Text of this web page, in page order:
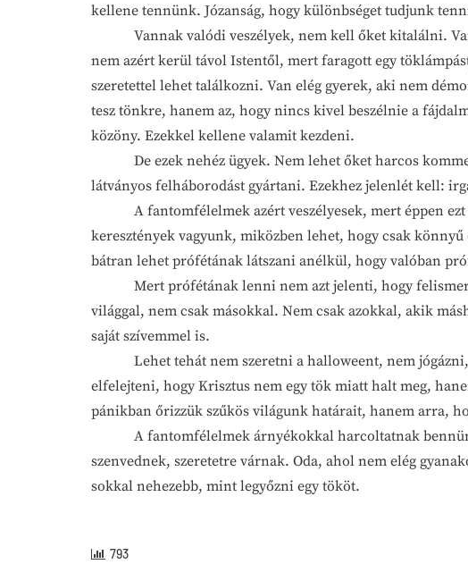
kellene tennünk. Józanság, hogy különbséget tudjunk
Vannak valódi veszélyek, nem kell őket kitalálni. Van
nem azért kerül távol Istentől, mert faragott egy
szeretettel lehet találkozni. Van elég gyerek, aki nem
tesz tönkre, hanem az, hogy nincs kivel beszélnie a
közöny. Ezekkel kellene valamit kezdeni.
De ezek nehéz ügyek. Nem lehet őket harcos
látványos felháborodást gyártani. Ezekhez jelenlét kell:
A fantomfélelmek azért veszélyesek, mert éppen ezt
keresztények vagyunk, miközben lehet, hogy csak
bátran lehet prófétának látszani anélkül, hogy valóban
Mert prófétának lenni nem azt jelenti, hogy
világgal, nem csak másokkal. Nem csak azokkal, akik
saját szívemmel is.
Lehet tehát nem szeretni a halloweent, nem jógázni,
elfelejteni, hogy Krisztus nem egy tök miatt halt meg,
pánikban őrizzük szűkös világunk határait, hanem arra,
A fantomfélelmek árnyékokkal harcoltatnak
szenvednek, szeretetre várnak. Oda, ahol nem elég
sokkal nehezebb, mint legyőzni egy tököt.
793